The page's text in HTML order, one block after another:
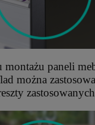
montażu paneli
można